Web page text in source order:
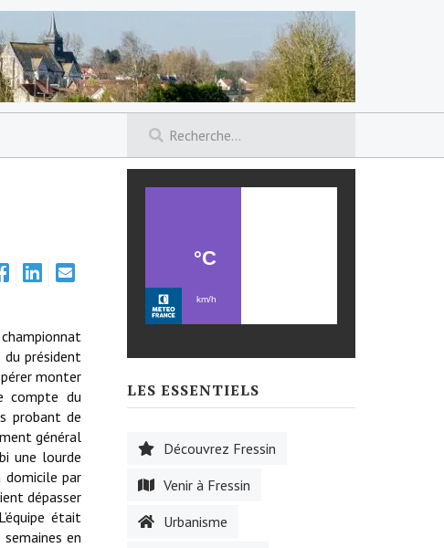
président
monter
compte du
probant de
général
une lourde
par
dépasser
était
en
LES ESSENTIELS
Découvrez Fressin
Venir à Fressin
Urbanisme